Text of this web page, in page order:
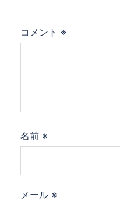
コメント ※
名前 ※
メール ※